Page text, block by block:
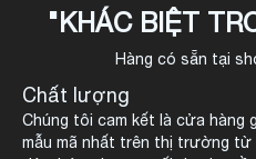
"KHÁC BIỆT
Hàng có sẵn tại
Chất lượng
Chúng tôi cam kết là cửa hàng
mẫu mã nhất trên thị trường